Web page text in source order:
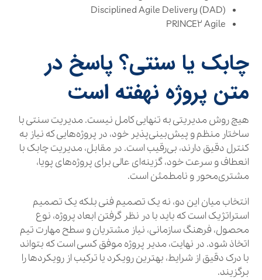
Disciplined Agile Delivery (DAD)
PRINCE۲ Agile
چابک یا سنتی؟ پاسخ در
متن پروژه نهفته است
هیچ روش مدیریتی به تنهایی کامل نیست. مدیریت سنتی با
ساختار منظم و پیش‌بینی‌پذیر خود، در پروژه‌هایی که نیاز به
کنترل دقیق دارند، بی‌رقیب است. در مقابل، مدیریت چابک با
انعطاف و سرعت خود، گزینه‌ای عالی برای پروژه‌های پویا،
مشتری‌محور و نامطمئن است.
انتخاب میان این دو، نه یک تصمیم فنی بلکه یک تصمیم
استراتژیک است که باید با در نظر گرفتن ابعاد پروژه، نوع
محصول، فرهنگ سازمانی، نیاز مشتریان و سطح مهارت تیم
اتخاذ شود. در نهایت، مدیر پروژه موفق کسی است که بتواند
با درک دقیق از شرایط، بهترین رویکرد یا ترکیب از رویکردها را
برگزیند.